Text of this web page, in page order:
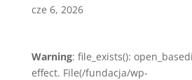
cze 6, 2026
Warning: file_exists():
effect. File(/fundacja/wp-